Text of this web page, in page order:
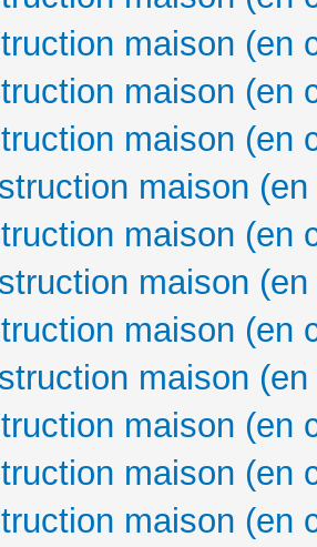
maison (en
maison (en
maison (en
maison
maison (en
maison
maison (en
maison
maison (en
maison (en
maison (en